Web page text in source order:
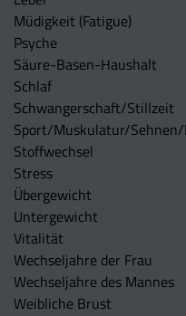
Müdigkeit (Fatigue)
Psyche
Säure-Basen-Haushalt
Schlaf
Schwangerschaft/Stillzeit
Sport/Muskulatur/
Stoffwechsel
Stress
Übergewicht
Untergewicht
Vitalität
Wechseljahre der Frau
Wechseljahre des Mannes
Weibliche Brust